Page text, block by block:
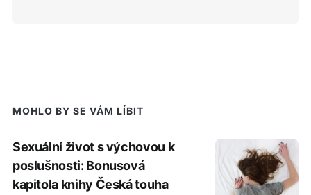
MOHLO BY SE VÁM LÍBIT
Sexuální život s výchovou k
poslušnosti: Bonusová
kapitola knihy Česká touha